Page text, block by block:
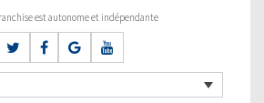
est autonome et indépendante